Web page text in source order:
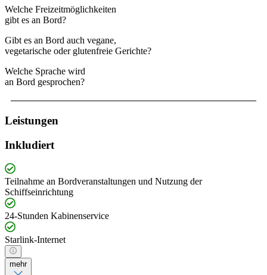
Welche Freizeitmöglichkeiten
gibt es an Bord?
Gibt es an Bord auch vegane,
vegetarische oder glutenfreie Gerichte?
Welche Sprache wird
an Bord gesprochen?
Leistungen
Inkludiert
Teilnahme an Bordveranstaltungen und Nutzung der
Schiffseinrichtung
24-Stunden Kabinenservice
Starlink-Internet
mehr